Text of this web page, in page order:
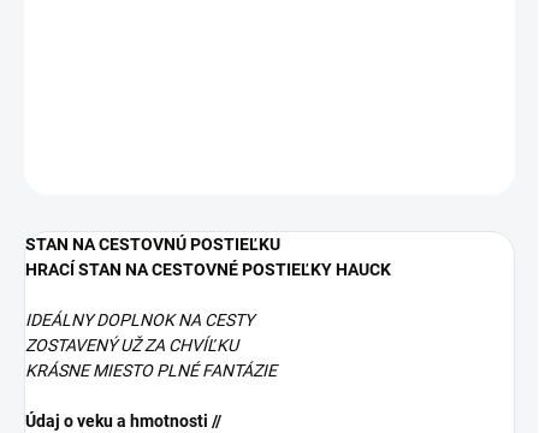
STAN NA CESTOVNÚ POSTIEĽKU
HRACÍ STAN NA CESTOVNÉ POSTIEĽKY HAUCK
IDEÁLNY DOPLNOK NA CESTY
ZOSTAVENÝ UŽ ZA CHVÍĽKU
KRÁSNE MIESTO PLNÉ FANTÁZIE
Údaj o veku a hmotnosti //